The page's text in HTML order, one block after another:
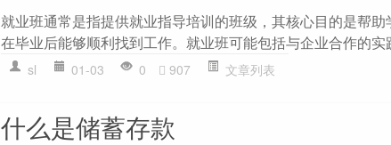
就业班通常是指提供就业指导培训的班级，其核心目的是帮
在毕业后能够顺利找到工作。就业班可能包括与企业合作的实
sl 01-03 0 907 文章列表
什么是储蓄存款